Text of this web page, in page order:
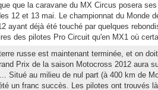
que la caravane du MX Circus posera
12 et 13 mai. Le championnat du Monde
ayant déjà été touché par quelques
des pilotes Pro Circuit qu'en MX1 où
russe est maintenant terminée, et on
Prix de la saison Motocross 2012 aura
Situé au milieu de nul part (à 400 km de
un franc succès. Les pilotes ont trouvés